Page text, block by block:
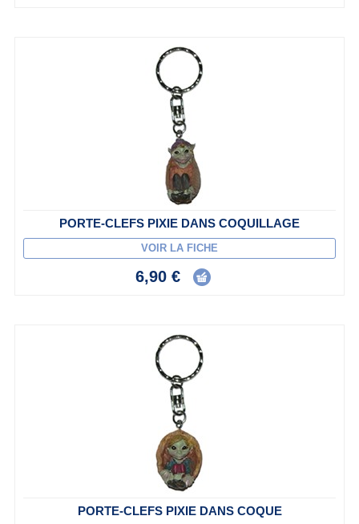
PORTE-CLEFS PIXIE DANS COQUILLAGE
VOIR LA FICHE
6,90 €
PORTE-CLEFS PIXIE DANS COQUE